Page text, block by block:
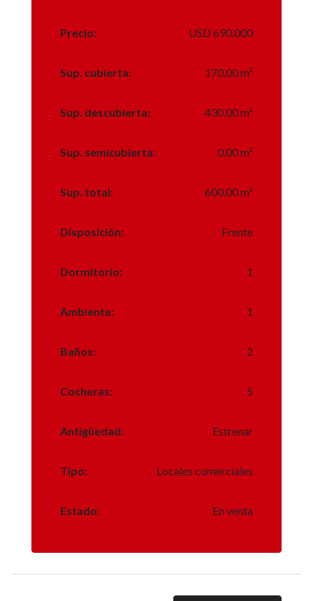
Precio: USD 690.000
Sup. cubierta: 170.00 m²
Sup. descubierta: 430.00 m²
Sup. semicubierta: 0.00 m²
Sup. total: 600.00 m²
Disposición: Frente
Dormitorio: 1
Ambiente: 1
Baños: 2
Cocheras: 5
Antigüedad: Estrenar
Tipo: Locales comerciales
Estado: En venta